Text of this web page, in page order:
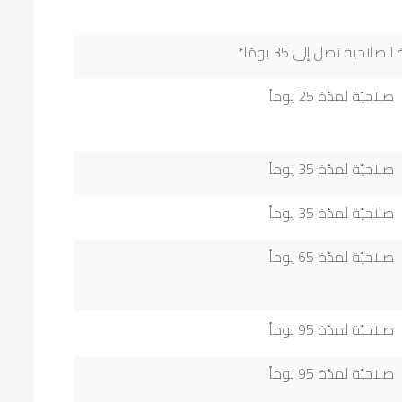
تصل إلى 35 يومًا*
صلاحيّة لمدّة 25 يوماً
صلاحيّة لمدّة 35 يوماً
صلاحيّة لمدّة 35 يوماً
صلاحيّة لمدّة 65 يوماً
صلاحيّة لمدّة 95 يوماً
صلاحيّة لمدّة 95 يوماً